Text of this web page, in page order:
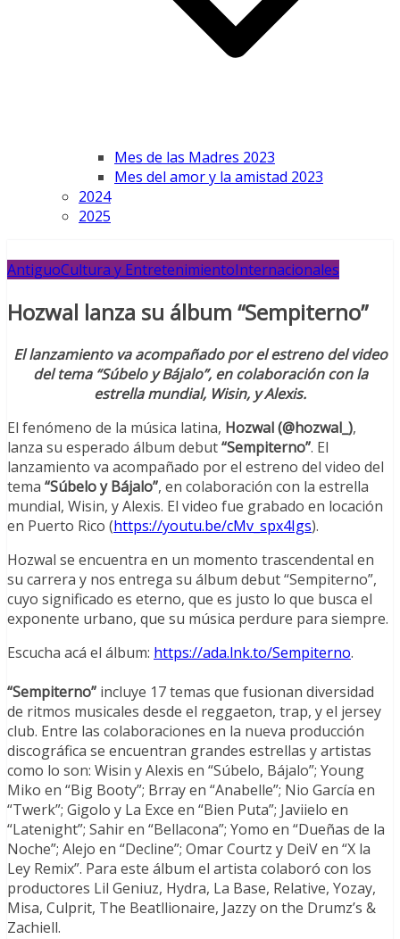
Mes de las Madres 2023
Mes del amor y la amistad 2023
2024
2025
AntiguoCultura y EntretenimientoInternacionales
Hozwal lanza su álbum “Sempiterno”
El lanzamiento va acompañado por el estreno del video
del tema “Súbelo y Bájalo”, en colaboración con la
estrella mundial, Wisin, y Alexis.
El fenómeno de la música latina, Hozwal (@hozwal_),
lanza su esperado álbum debut“Sempiterno”. El
lanzamiento va acompañado por el estreno del video del
tema “Súbelo y Bájalo”, en colaboración con la estrella
mundial, Wisin, y Alexis. El video fue grabado en locación
en Puerto Rico (https://youtu.be/cMv_spx4Igs).
Hozwal se encuentra en un momento trascendental en
su carrera y nos entrega su álbum debut “Sempiterno”,
cuyo significado es eterno, que es justo lo que busca el
exponente urbano, que su música perdure para siempre.
Escucha acá el álbum: https://ada.lnk.to/Sempiterno.
“Sempiterno” incluye 17 temas que fusionan diversidad
de ritmos musicales desde el reggaeton, trap, y el jersey
club. Entre las colaboraciones en la nueva producción
discográfica se encuentran grandes estrellas y artistas
como lo son: Wisin y Alexis en “Súbelo, Bájalo”; Young
Miko en “Big Booty”; Brray en “Anabelle”; Nio García en
“Twerk”; Gigolo y La Exce en “Bien Puta”; Javiielo en
“Latenight”; Sahir en “Bellacona”; Yomo en “Dueñas de la
Noche”; Alejo en “Decline”; Omar Courtz y DeiV en “X la
Ley Remix”. Para este álbum el artista colaboró con los
productores Lil Geniuz, Hydra, La Base, Relative, Yozay,
Misa, Culprit, The Beatllionaire, Jazzy on the Drumz’s &
Zachiell.